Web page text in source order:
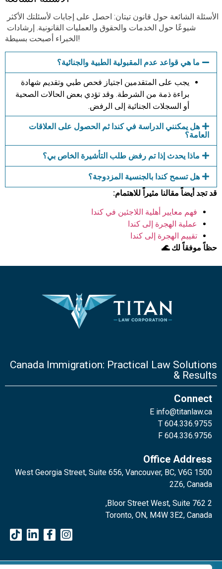
الأسئلة الشائعة حول قانون تيتان: احصل على إجابات لأسئلتك الأكثر
شيوعًا حول الخدمات والحقوق والعمليات القانونية. إرشادات
ما هي قواعد عدم المقبولية الطبية والجنائية؟
يجب على المتقدمين اجتياز فحص طبي وتقديم شهادة
براءة ذمة من الشرطة. وقد تؤدي بعض الحالات الصحية
أو السجلات الجنائية إلى الرفض.
هل يمكنني الدراسة في كندا ثم الحصول على العلاقات
العامة؟
ماذا يحدث إذا تم رفض طلب التأشيرة الخاص بي؟
هل تسمح كندا بالجنسية المزدوجة؟
قد تجد أيضاً مقالنا مثيراً للاهتمام:
فهم معايير أهلية اللاجئين في كندا
عملية الهجرة إلى كندا
تقييم الهجرة إلى كندا
حظاً موفقاً لك 🌊
Canada Immigration: Practical Law Solutions
& Results
Connect
Einfo@titanlaw.ca
T 604.336.9755
F 604.336.9756
Office Address
1500 West Georgia Street, Suite 656, Vancouver, BC, V6G
2Z6, Canada
2 Bloor Street West, Suite 762,
Toronto, ON, M4W 3E2, Canada